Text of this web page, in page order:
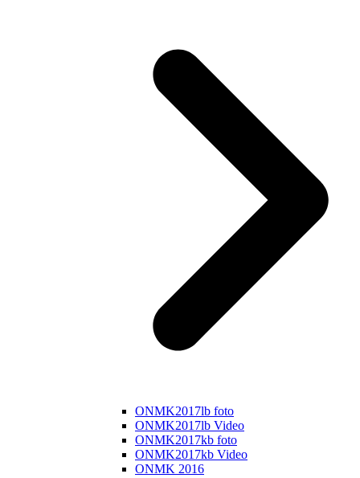
ONMK2017lb foto
ONMK2017lb Video
ONMK2017kb foto
ONMK2017kb Video
ONMK 2016